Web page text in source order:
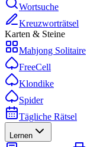
Wortsuche
Kreuzworträtsel
Karten & Steine
Mahjong Solitaire
FreeCell
Klondike
Spider
Tägliche Rätsel
Lernen